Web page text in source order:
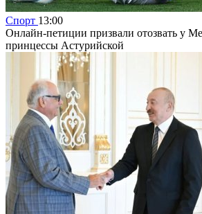
Спорт 13:00
Онлайн-петиции призвали отозвать у
принцессы Астурийской